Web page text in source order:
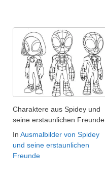
Charaktere aus Spidey und
seine erstaunlichen Freunde
In Ausmalbilder von Spidey
und seine erstaunlichen
Freunde